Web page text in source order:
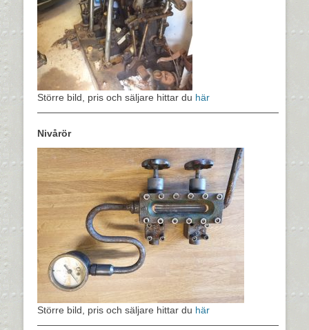
Större bild, pris och säljare hittar du här
—————————————————————————
Nivårör
Större bild, pris och säljare hittar du här
—————————————————————————